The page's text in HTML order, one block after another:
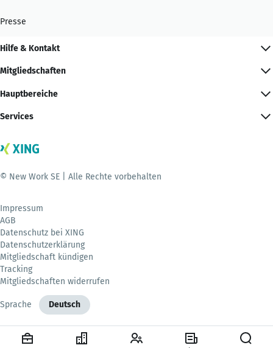
Presse
Hilfe & Kontakt
Mitgliedschaften
Hauptbereiche
Services
© New Work SE | Alle Rechte vorbehalten
Impressum
AGB
Datenschutz bei XING
Datenschutzerklärung
Mitgliedschaft kündigen
Tracking
Mitgliedschaften widerrufen
Sprache Deutsch